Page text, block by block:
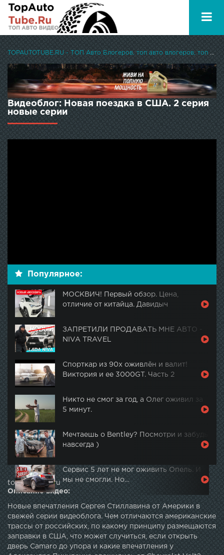
TOPAUTOTUBE.RU - ТОП Авто Блогеров, топ авто влогеров, топ авто ютуберов
Видеоблог: Новая поездка в США. 2 серия
новые серии
Популярное:
МОСКВИЧ! Первый обзор. Цена,
отличие от китайца. Давидыч
ЗАПРЕТИЛИ ПРОДАВАТЬ МНЕ АВТО -
NIVA TRAVEL
Спорткар из 90х оживлён и валит!
Виктория и ее 3000GT. Часть 2
Никто не смог за год, а Олег оживил за
5 минут.
Мечтаешь о Bentley? Посмотри и забудь
навсегда )
Сервис 5 лет не мог оживить Опель. И
мы не смогли. Но…
topautotube.ru
Описание видео:
Новые впечатления Сергея Стиллавина от Америки в
свежей серии видеоблога. Чем отличаются американские
трассы от российских, по какому принципу размещаются
заправки в США, что может случиться, если открыть
дверь Camaro до упора и какие впечатления у